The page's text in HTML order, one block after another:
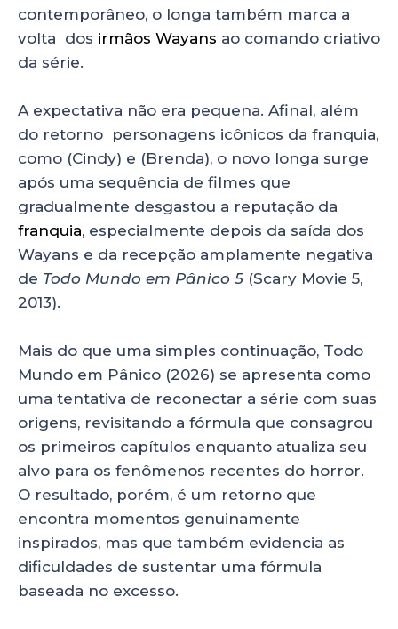
contemporâneo, o longa também marca a
volta dos irmãos Wayans ao comando criativo
da série.
A expectativa não era pequena. Afinal, além
do retorno personagens icônicos da franquia,
como (Cindy) e (Brenda), o novo longa surge
após uma sequência de filmes que
gradualmente desgastou a reputação da
franquia, especialmente depois da saída dos
Wayans e da recepção amplamente negativa
de Todo Mundo em Pânico 5 (Scary Movie 5,
2013).
Mais do que uma simples continuação, Todo
Mundo em Pânico (2026) se apresenta como
uma tentativa de reconectar a série com suas
origens, revisitando a fórmula que consagrou
os primeiros capítulos enquanto atualiza seu
alvo para os fenômenos recentes do horror.
O resultado, porém, é um retorno que
encontra momentos genuinamente
inspirados, mas que também evidencia as
dificuldades de sustentar uma fórmula
baseada no excesso.